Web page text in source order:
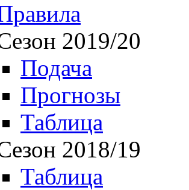
2019/20
Подача
Прогнозы
Таблица
2018/19
Таблица